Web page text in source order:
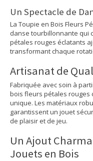
Un Spectacle de
La Toupie en Bois Fleurs
danse tourbillonnante qui
pétales rouges éclatants
transformant chaque
Artisanat de
Fabriquée avec soin à
bois fleurs pétales rouges
unique. Les matériaux
garantissent un jouet
de plaisir et de jeu.
Un Ajout
Jouets en Bois